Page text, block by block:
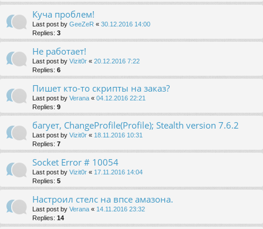
Куча проблем!
Last post by GeeZeR « 30.12.2016 14:00
Replies: 3
Не работает!
Last post by Vizit0r « 20.12.2016 7:22
Replies: 6
Пишет кто-то скрипты на заказ?
Last post by Verana « 04.12.2016 22:21
Replies: 9
багует, ChangeProfile(Profile); Stealth version 7.6.2
Last post by Vizit0r « 18.11.2016 10:31
Replies: 7
Socket Error # 10054
Last post by Vizit0r « 17.11.2016 14:04
Replies: 5
Настроил стелс на впсе амазона.
Last post by Verana « 14.11.2016 23:32
Replies: 14